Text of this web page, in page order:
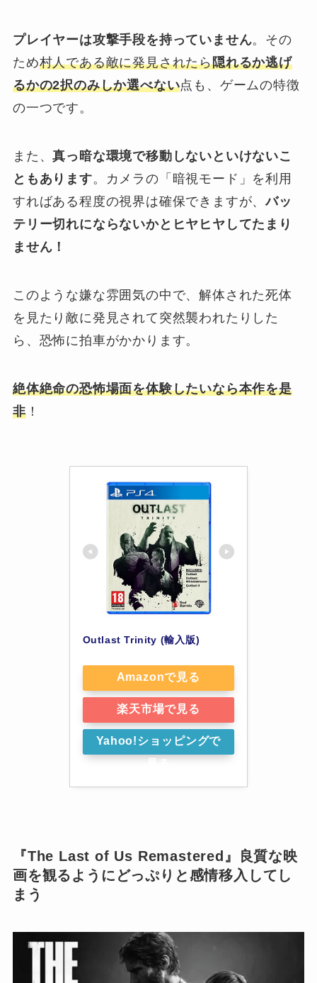
プレイヤーは攻撃⼿段を持っていません。その
ため村人である敵に発⾒されたら隠れるか逃げ
るかの2択のみしか選べない点も、ゲームの特徴
の一つです。
また、真っ暗な環境で移動しないといけないこ
ともあります。カメラの「暗視モード」を利⽤
すればある程度の視界は確保できますが、バッ
テリー切れにならないかとヒヤヒヤしてたまり
ません！
このような嫌な雰囲気の中で、解体された死体
を⾒たり敵に発⾒されて突然襲われたりした
ら、恐怖に拍⾞がかかります。
絶体絶命の恐怖場⾯を体験したいなら本作を是
非！
Outlast Trinity (輸入版)
Amazonで見る
楽天市場で見る
Yahoo!ショッピングで
『The Last of Us Remastered』良質な映
画を観るようにどっぷりと感情移入してし
まう